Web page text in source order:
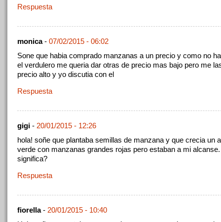
Respuesta
monica- 07/02/2015 - 06:02
Sone que habia comprado manzanas a un precio y como no
el verdulero me queria dar otras de precio mas bajo pero me
precio alto y yo discutia con el
Respuesta
gigi - 20/01/2015 - 12:26
hola! soñe que plantaba semillas de manzana y que crecia un
verde con manzanas grandes rojas pero estaban a mi
significa?
Respuesta
fiorella- 20/01/2015 - 10:40